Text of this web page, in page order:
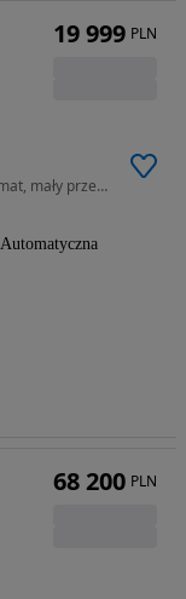
1910 cm3 • 150 KM • Fajny Saab 9-3 Diesel Automat, mały przebieg
Automatyczna
19 999 PLN
68 200 PLN